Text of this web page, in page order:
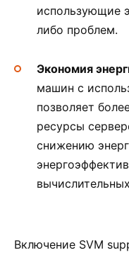
использующие
либо проблем.
Экономия
машин с
позволяет
ресурсы
снижению
Включение SVM